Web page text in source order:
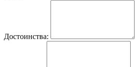
Достоинства: